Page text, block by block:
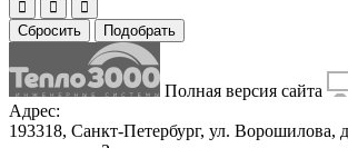
Сбросить Подобрать
Полная версия сайта
Адрес:
193318, Санкт-Петербург, ул. Ворошилова,